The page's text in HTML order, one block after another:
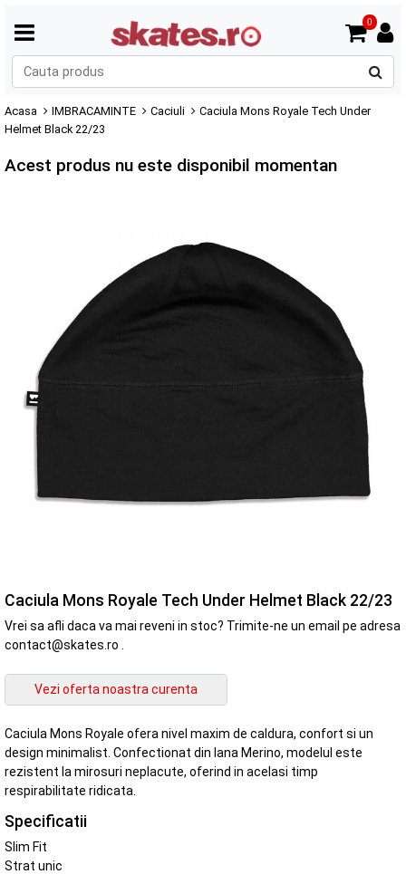
0
Acasa IMBRACAMINTE Caciuli
Caciula Mons Royale Tech Under
Helmet Black 22/23
Acest produs nu este disponibil momentan
Caciula Mons Royale Tech Under Helmet Black 22/23
Vrei sa afli daca va mai reveni in stoc? Trimite-ne un email pe adresa
contact@skates.ro .
Caciula Mons Royale ofera nivel maxim de caldura, confort si un
design minimalist. Confectionat din lana Merino, modelul este
rezistent la mirosuri neplacute, oferind in acelasi timp
respirabilitate ridicata.
Specificatii
Slim Fit
Strat unic